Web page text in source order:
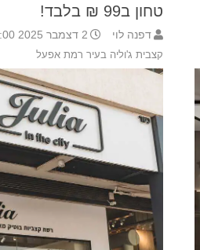
טחון ב99 ₪ בלבד!
דפנה לוי
2 דצמבר 2025 11:00
קצבית ג'וליה בעיר רמת אפעל